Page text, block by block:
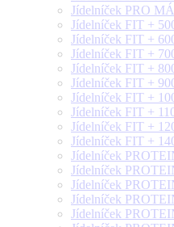
Jídelníček PRO
Jídelníček FIT +
Jídelníček FIT +
Jídelníček FIT +
Jídelníček FIT +
Jídelníček FIT +
Jídelníček FIT +
Jídelníček FIT +
Jídelníček FIT +
Jídelníček FIT +
Jídelníček
Jídelníček
Jídelníček
Jídelníček
Jídelníček